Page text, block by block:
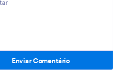
Enviar Comentário